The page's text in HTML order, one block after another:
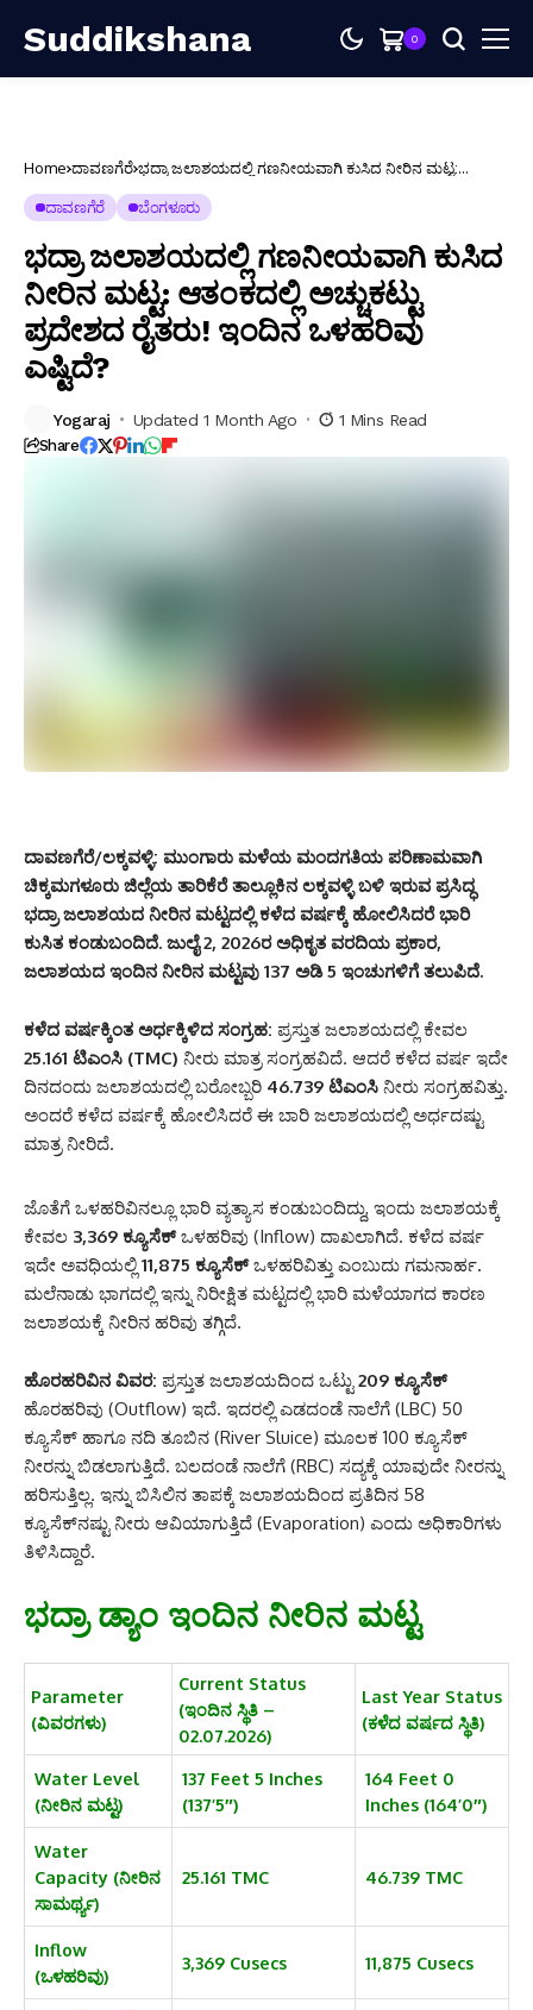
Suddikshana 0
Home ದಾವಣಗೆರೆ ಭದ್ರಾ ಜಲಾಶಯದಲ್ಲಿ ಗಣನೀಯವಾಗಿ ಕುಸಿದ ನೀರಿನ ಮಟ್ಟ:
ಎಷ್ಟಿದೆ?
ದಾವಣಗೆರೆ ಬೆಂಗಳೂರು
ಭದ್ರಾ ಜಲಾಶಯದಲ್ಲಿ ಗಣನೀಯವಾಗಿ ಕುಸಿದ
ನೀರಿನ ಮಟ್ಟ: ಆತಂಕದಲ್ಲಿ ಅಚ್ಚುಕಟ್ಟು
ಪ್ರದೇಶದ ರೈತರು! ಇಂದಿನ ಒಳಹರಿವು
ಎಷ್ಟಿದೆ?
Yogaraj Updated 1 Month Ago 1 Mins Read
Share
ದಾವಣಗೆರೆ/ಲಕ್ಕವಳ್ಳಿ: ಮುಂಗಾರು ಮಳೆಯ ಮಂದಗತಿಯ ಪರಿಣಾಮವಾಗಿ
ಚಿಕ್ಕಮಗಳೂರು ಜಿಲ್ಲೆಯ ತಾರಿಕೆರೆ ತಾಲ್ಲೂಕಿನ ಲಕ್ಕವಳ್ಳಿ ಬಳಿ ಇರುವ ಪ್ರಸಿದ್ಧ
ಭದ್ರಾ ಜಲಾಶಯದ ನೀರಿನ ಮಟ್ಟದಲ್ಲಿ ಕಳೆದ ವರ್ಷಕ್ಕೆ ಹೋಲಿಸಿದರೆ ಭಾರಿ
ಕುಸಿತ ಕಂಡುಬಂದಿದೆ. ಜುಲೈ 2, 2026ರ ಅಧಿಕೃತ ವರದಿಯ ಪ್ರಕಾರ,
ಜಲಾಶಯದ ಇಂದಿನ ನೀರಿನ ಮಟ್ಟವು 137 ಅಡಿ 5 ಇಂಚುಗಳಿಗೆ ತಲುಪಿದೆ.
ಕಳೆದ ವರ್ಷಕ್ಕಿಂತ ಅರ್ಧಕ್ಕಿಳಿದ ಸಂಗ್ರಹ: ಪ್ರಸ್ತುತ ಜಲಾಶಯದಲ್ಲಿ ಕೇವಲ
25.161 ಟಿಎಂಸಿ (TMC) ನೀರು ಮಾತ್ರ ಸಂಗ್ರಹವಿದೆ. ಆದರೆ ಕಳೆದ ವರ್ಷ ಇದೇ
ದಿನದಂದು ಜಲಾಶಯದಲ್ಲಿ ಬರೋಬ್ಬರಿ 46.739 ಟಿಎಂಸಿ ನೀರು ಸಂಗ್ರಹವಿತ್ತು.
ಅಂದರೆ ಕಳೆದ ವರ್ಷಕ್ಕೆ ಹೋಲಿಸಿದರೆ ಈ ಬಾರಿ ಜಲಾಶಯದಲ್ಲಿ ಅರ್ಧದಷ್ಟು
ಮಾತ್ರ ನೀರಿದೆ.
ಜೊತೆಗೆ ಒಳಹರಿವಿನಲ್ಲೂ ಭಾರಿ ವ್ಯತ್ಯಾಸ ಕಂಡುಬಂದಿದ್ದು, ಇಂದು ಜಲಾಶಯಕ್ಕೆ
ಕೇವಲ 3,369 ಕ್ಯೂಸೆಕ್ಒಳಹರಿವು (Inflow) ದಾಖಲಾಗಿದೆ. ಕಳೆದ ವರ್ಷ
ಇದೇ ಅವಧಿಯಲ್ಲಿ 11,875 ಕ್ಯೂಸೆಕ್ಒಳಹರಿವಿತ್ತು ಎಂಬುದು ಗಮನಾರ್ಹ.
ಮಲೆನಾಡು ಭಾಗದಲ್ಲಿ ಇನ್ನು ನಿರೀಕ್ಷಿತ ಮಟ್ಟದಲ್ಲಿ ಭಾರಿ ಮಳೆಯಾಗದ ಕಾರಣ
ಜಲಾಶಯಕ್ಕೆ ನೀರಿನ ಹರಿವು ತಗ್ಗಿದೆ.
ಹೊರಹರಿವಿನ ವಿವರ: ಪ್ರಸ್ತುತ ಜಲಾಶಯದಿಂದ ಒಟ್ಟು209 ಕ್ಯೂಸೆಕ್
ಹೊರಹರಿವು (Outflow) ಇದೆ. ಇದರಲ್ಲಿ ಎಡದಂಡೆ ನಾಲೆಗೆ (LBC) 50
ಕ್ಯೂಸೆಕ್ ಹಾಗೂ ನದಿ ತೂಬಿನ (River Sluice) ಮೂಲಕ 100 ಕ್ಯೂಸೆಕ್
ನೀರನ್ನು ಬಿಡಲಾಗುತ್ತಿದೆ. ಬಲದಂಡೆ ನಾಲೆಗೆ (RBC) ಸದ್ಯಕ್ಕೆ ಯಾವುದೇ ನೀರನ್ನು
ಹರಿಸುತ್ತಿಲ್ಲ. ಇನ್ನು ಬಿಸಿಲಿನ ತಾಪಕ್ಕೆ ಜಲಾಶಯದಿಂದ ಪ್ರತಿದಿನ 58
ಕ್ಯೂಸೆಕ್‌ನಷ್ಟು ನೀರು ಆವಿಯಾಗುತ್ತಿದೆ (Evaporation) ಎಂದು ಅಧಿಕಾರಿಗಳು
ತಿಳಿಸಿದ್ದಾರೆ.
ಭದ್ರಾ ಡ್ಯಾಂ ಇಂದಿನ ನೀರಿನ ಮಟ್ಟ
Parameter
(ವಿವರಗಳು)
Current Status
(ಇಂದಿನ ಸ್ಥಿತಿ –
02.07.2026)
Last Year Status
(ಕಳೆದ ವರ್ಷದ ಸ್ಥಿತಿ)
Water Level
(ನೀರಿನ ಮಟ್ಟ)
137 Feet 5 Inches
(137’5″)
164 Feet 0
Inches (164’0″)
Water
Capacity (ನೀರಿನ
ಸಾಮರ್ಥ್ಯ)
25.161 TMC 46.739 TMC
Inflow
(ಒಳಹರಿವು)
3,369 Cusecs 11,875 Cusecs